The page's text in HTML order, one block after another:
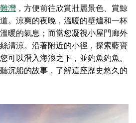
灣 ，方便前往欣賞壯麗景色、賞鯨
。涼爽的夜晚，溫暖的壁爐和一杯
暖的氣息；而當您凝視小屋門廊外
清涼。沿著附近的小徑，探索藍寶
可以潛入海浪之下，並釣魚釣魚。
沉船的故事，了解這座歷史悠久的